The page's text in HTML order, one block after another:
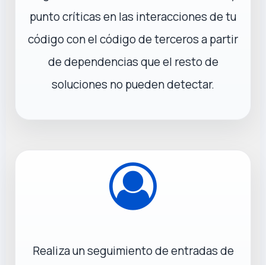
punto críticas en las interacciones de tu
código con el código de terceros a partir
de dependencias que el resto de
soluciones no pueden detectar.
Realiza un seguimiento de entradas de